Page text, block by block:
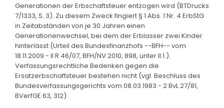
Generationen der Erbschaftsteuer entzogen wird (BTDrucks
7/1333, S. 3). Zu diesem Zweck fingiert § 1 Abs. 1 Nr. 4 ErbStG
in Zeitabständen von je 30 Jahren einen
Generationenwechsel, bei dem der Erblasser zwei Kinder
hinterlässt (Urteil des Bundesfinanzhofs --BFH-- vom
18.11.2009 - II R 46/07, BFH/NV 2010, 898, unter II.1.).
Verfassungsrechtliche Bedenken gegen die
Ersatzerbschaftsteuer bestehen nicht (vgl. Beschluss des
Bundesverfassungsgerichts vom 08.03.1983 - 2 BvL 27/81,
BVerfGE 63, 312).